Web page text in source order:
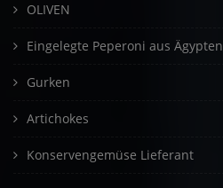
OLIVEN
Eingelegte Peperoni aus Ägypten
Gurken
Artichokes
Konservengemüse Lieferant